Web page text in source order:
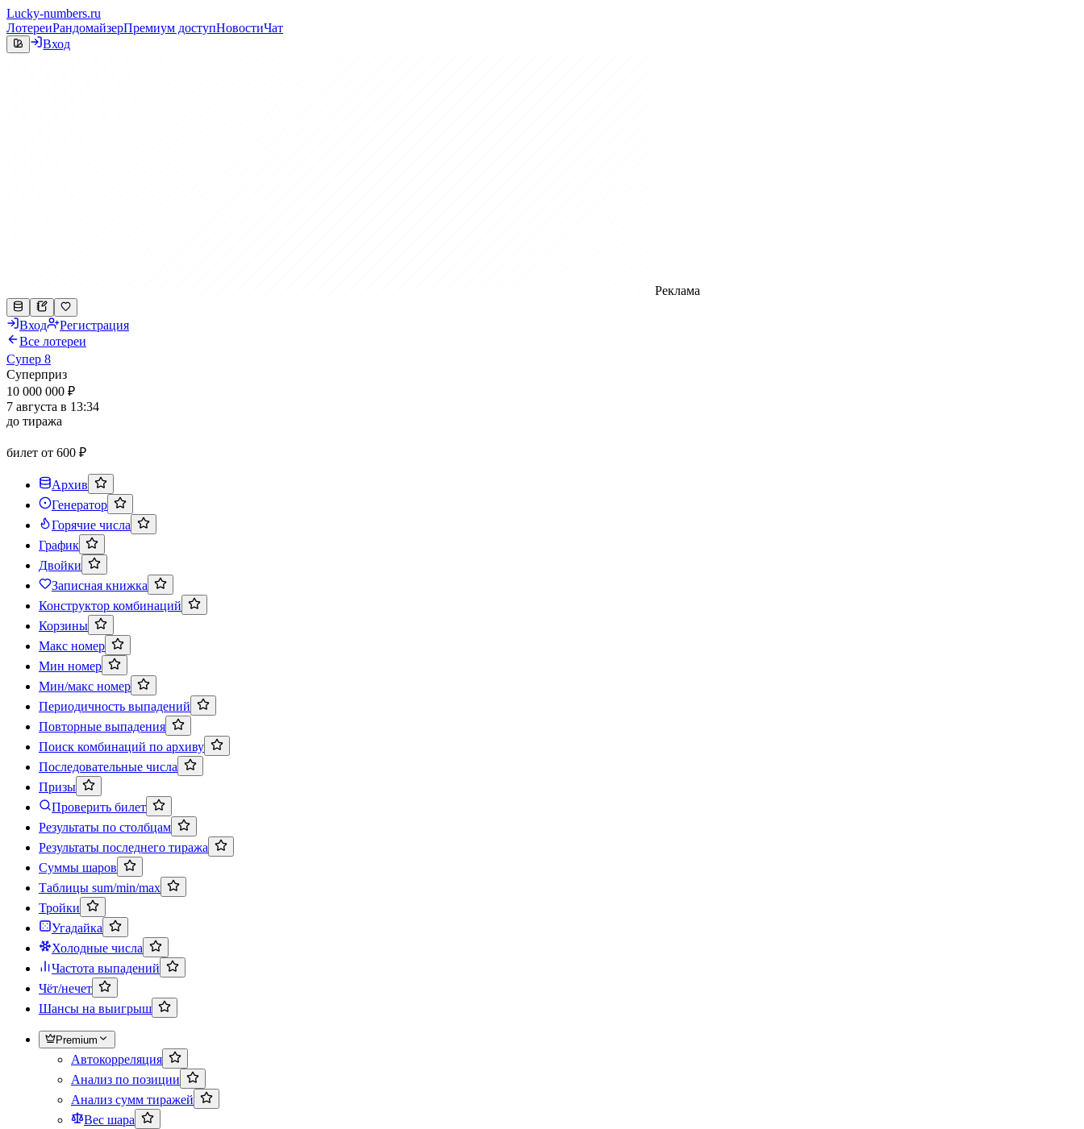
Lucky-numbers.ru
ЛотереиРандомайзерПремиум доступНовостиЧат
Вход
Реклама
Вход
Регистрация
Все лотереи
Супер 8
Суперприз
10 000 000 ₽
7 августа в 13:34
до тиража
билет от 600 ₽
Архив
Генератор
Горячие числа
График
Двойки
Записная книжка
Конструктор комбинаций
Корзины
Макс номер
Мин номер
Мин/макс номер
Периодичность выпадений
Повторные выпадения
Поиск комбинаций по архиву
Последовательные числа
Призы
Проверить билет
Результаты по столбцам
Результаты последнего тиража
Суммы шаров
Таблицы sum/min/max
Тройки
Угадайка
Холодные числа
Частота выпадений
Чёт/нечет
Шансы на выигрыш
Premium
Автокорреляция
Анализ по позиции
Анализ сумм тиражей
Вес шара